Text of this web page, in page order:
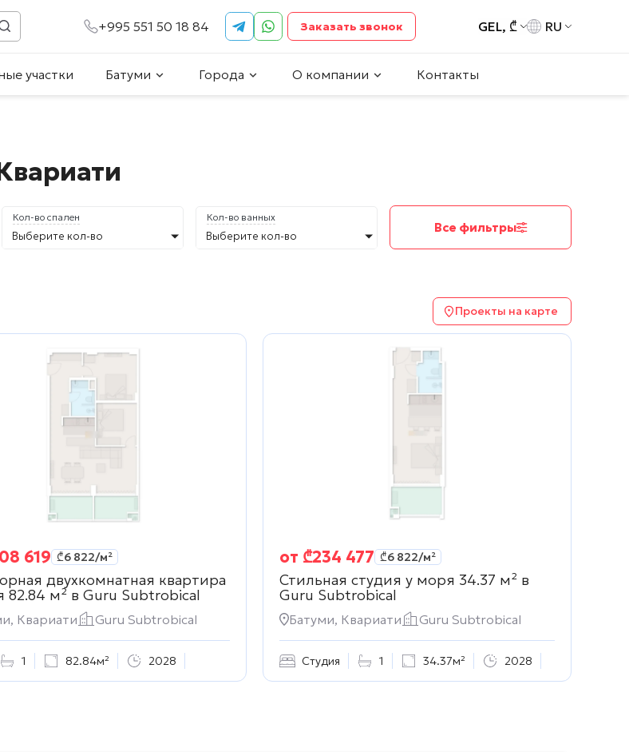
+995 551 50 18 84 Заказать звонок GEL, ₾ RU
участки Батуми Города О компании Контакты
Кол-во спален
Выберите кол-во
Кол-во ванных
Выберите кол-во
Все фильтры
Проекты на карте
619 ₾6 822/м²
двухкомнатная квартира
82.84 м² в Guru Subtrobical
Квариати Guru Subtrobical
1 82.84м² 2028
от ₾234 477 ₾6 822/м²
Стильная студия у моря 34.37 м² в
Guru Subtrobical
Батуми, Квариати Guru Subtrobical
Студия 1 34.37м² 2028